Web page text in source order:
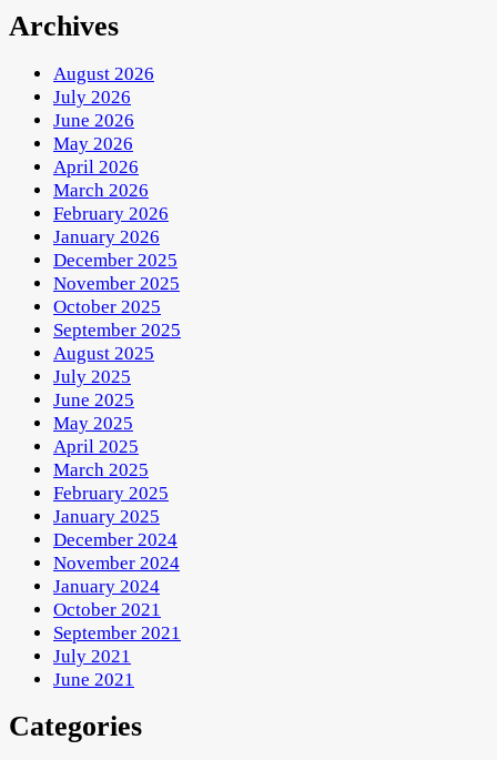
Archives
August 2026
July 2026
June 2026
May 2026
April 2026
March 2026
February 2026
January 2026
December 2025
November 2025
October 2025
September 2025
August 2025
July 2025
June 2025
May 2025
April 2025
March 2025
February 2025
January 2025
December 2024
November 2024
January 2024
October 2021
September 2021
July 2021
June 2021
Categories